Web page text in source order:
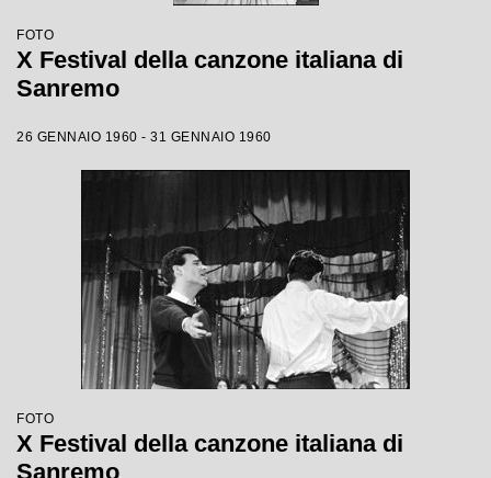
FOTO
X Festival della canzone italiana di
Sanremo
26 GENNAIO 1960 - 31 GENNAIO 1960
FOTO
X Festival della canzone italiana di
Sanremo